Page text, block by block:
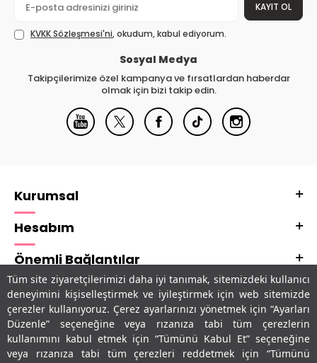
Tüm site ziyaretçilerimizi daha iyi tanımak, sitemizdeki kullanıcı
deneyimini kişiselleştirmek ve iyileştirmek için web sitemizde
çerezler kullanıyoruz. Çerez ayarlarınızı yönetmek için “Ayarları
Düzenle” seçeneğine veya rızanıza tabi tüm çerezlerin
kullanımını kabul etmek için “Tümünü Kabul Et” seçeneğine
veya rızanıza tabi tüm çerezleri reddetmek için “Tümünü
KAYIT OL
KVKK Sözleşmesi'ni, okudum, kabul ediyorum.
Sosyal Medya
Takipçilerimize özel kampanya ve fırsatlardan haberdar
olmak için bizi takip edin.
Kurumsal
Hesabım
Önemli Bağlantılar
Adres & İletişim
Uygulamalarımız